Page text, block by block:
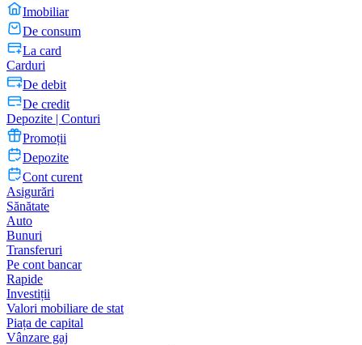
Imobiliar
De consum
La card
Carduri
De debit
De credit
Depozite | Conturi
Promoții
Depozite
Cont curent
Asigurări
Sănătate
Auto
Bunuri
Transferuri
Pe cont bancar
Rapide
Investiții
Valori mobiliare de stat
Piața de capital
Vânzare gaj